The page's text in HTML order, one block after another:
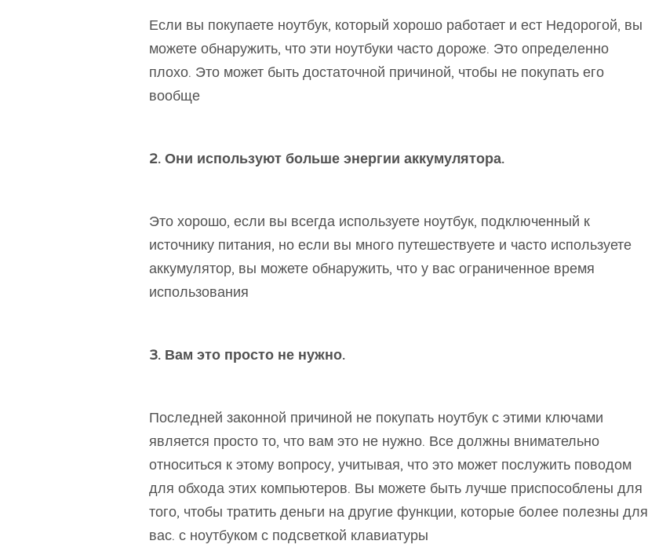
Если вы покупаете ноутбук, который хорошо работает и ест Недорогой, вы
можете обнаружить, что эти ноутбуки часто дороже. Это определенно
плохо. Это может быть достаточной причиной, чтобы не покупать его
вообще
2. Они используют больше энергии аккумулятора.
Это хорошо, если вы всегда используете ноутбук, подключенный к
источнику питания, но если вы много путешествуете и часто используете
аккумулятор, вы можете обнаружить, что у вас ограниченное время
использования
3. Вам это просто не нужно.
Последней законной причиной не покупать ноутбук с этими ключами
является просто то, что вам это не нужно. Все должны внимательно
относиться к этому вопросу, учитывая, что это может послужить поводом
для обхода этих компьютеров. Вы можете быть лучше приспособлены для
того, чтобы тратить деньги на другие функции, которые более полезны для
вас. с ноутбуком с подсветкой клавиатуры